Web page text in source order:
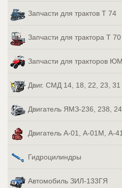
Запчасти для трактов Т 74
Запчасти для трактора Т 70
Запчасти для тракторов
Двиг. СМД 14, 18, 22, 23, 31
Двигатель ЯМЗ-236, 238,
Двигатель А-01, А-01М, А-
Гидроцилиндры
Автомобиль ЗИЛ-133ГЯ